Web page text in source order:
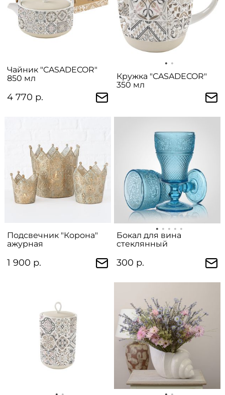
Чайник "CASADECOR"
850 мл
4 770 р.
Кружка "CASADECOR"
350 мл
Подсвечник "Корона"
ажурная
1 900 р.
Бокал для вина
стеклянный
300 р.